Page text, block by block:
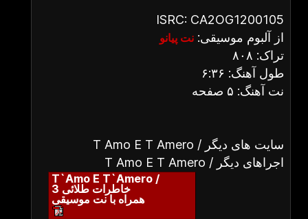
ISRC: CA2OG1200105
از آلبوم موسیقی: نت پیانو
تراک: ۸۰۸
طول آهنگ: ۶:۳۶
نت آهنگ: ۵ صفحه
T Amo E T Amero / سایت های دیگر
T Amo E T Amero / اجراهای دیگر
T`Amo E T`Amero /
خاطرات طلائی 3
همراه با نت موسیقی